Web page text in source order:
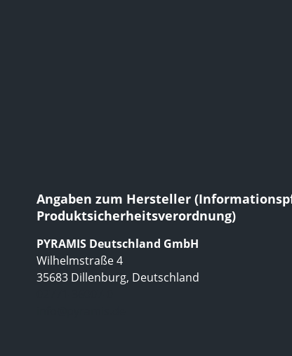
Angaben zum Hersteller
Produktsicherheitsverordnung)
PYRAMIS Deutschland GmbH
Wilhelmstraße 4
35683 Dillenburg, Deutschland